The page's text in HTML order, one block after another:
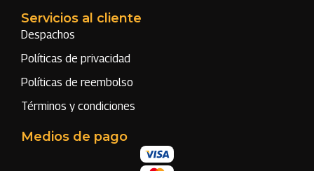
Servicios al cliente
Despachos
Políticas de privacidad
Políticas de reembolso
Términos y condiciones
Medios de pago